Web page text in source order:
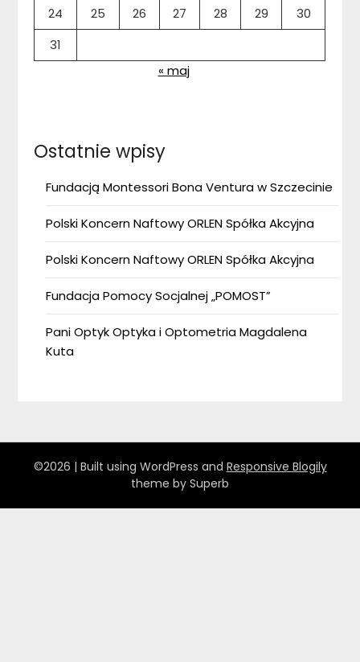
24
25 26 27 28 29
30
31
« maj
Ostatnie wpisy
Fundacją Montessori Bona Ventura w Szczecinie
Polski Koncern Naftowy ORLEN Spółka Akcyjna
Polski Koncern Naftowy ORLEN Spółka Akcyjna
Fundacja Pomocy Socjalnej „POMOST”
Pani Optyk Optyka i Optometria Magdalena
Kuta
©2026 | Built using WordPress and Responsive Blogily
theme by Superb